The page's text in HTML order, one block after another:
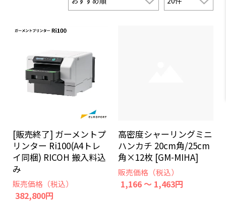
[販売終了] ガーメントプ
リンター Ri100(A4トレ
イ同梱) RICOH 搬入料込
み
販売価格（税込）
382,800円
高密度シャーリングミニ
ハンカチ 20cm角/25cm
角×12枚 [GM-MIHA]
販売価格（税込）
1,166 ～ 1,463円